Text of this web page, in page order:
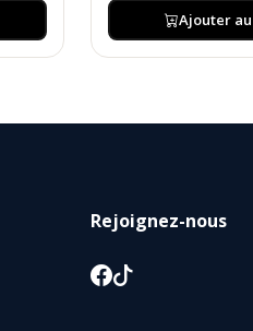
Ajouter
Rejoignez-nous